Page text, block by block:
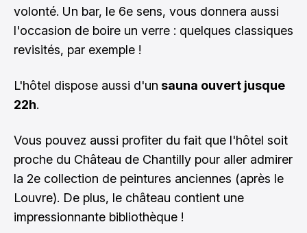
volonté. Un bar, le 6e sens, vous donnera aussi
l'occasion de boire un verre : quelques classiques
revisités, par exemple !
L'hôtel dispose aussi d'un sauna ouvert jusque
22h.
Vous pouvez aussi profiter du fait que l'hôtel soit
proche du Château de Chantilly pour aller admirer
la 2e collection de peintures anciennes (après le
Louvre). De plus, le château contient une
impressionnante bibliothèque !